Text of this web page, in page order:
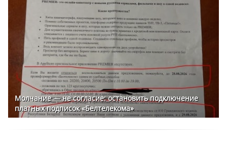
Молчание — не согласие: остановить подключение
платных подписок «Белтелекома»